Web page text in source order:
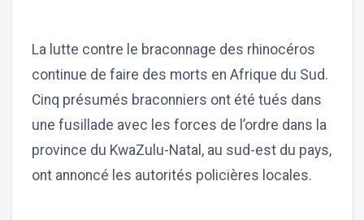
La lutte contre le braconnage des rhinocéros
continue de faire des morts en Afrique du Sud.
Cinq présumés braconniers ont été tués dans
une fusillade avec les forces de l’ordre dans la
province du KwaZulu-Natal, au sud-est du pays,
ont annoncé les autorités policières locales.